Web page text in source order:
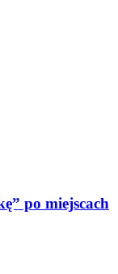
po miejscach